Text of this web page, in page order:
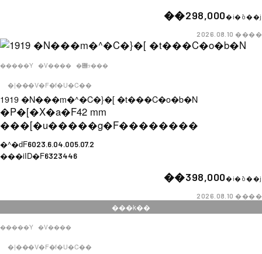
��298,000�i�ō��j
2026.08.10����
�����Y �V���� �݌ɂ���
�|���V�F�f�U�C��
1919 �N���m�^�C�}�[ �t���C�o�b�N
�P�[�X�a�F42 mm
���[�u�����g�F��������
�^�ԁF6023.6.04.005.07.2
���iID�F6323446
��398,000�i�ō��j
2026.08.10����
���k��
�����Y �V����
�|���V�F�f�U�C��